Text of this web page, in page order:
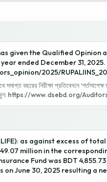
given the Qualified Opinion
ended December 31,
2025/
বছরের নিরীক্ষা প্রতিবেদনে
দেখুন: https://www.dsebd.org/
as against excess of
million in the
Fund was BDT
on June 30, 2025 resulting a